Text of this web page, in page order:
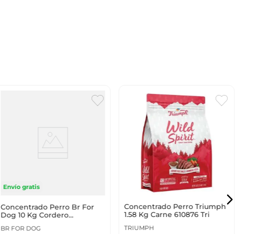
Envío gratis
Concentrado Perro Br For
Dog 10 Kg Cordero
BR FOR DOG
Concentrado Perro Triumph
1.58 Kg Carne 610876 Tri
TRIUMPH